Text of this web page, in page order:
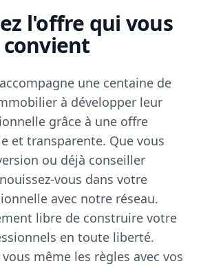
l'offre qui vous
convient
une centaine de
à développer leur
grâce à une offre
et transparente. Que vous
ou déjà conseiller
vous dans votre
avec notre réseau.
libre de construire votre
en toute liberté.
même les règles avec vos